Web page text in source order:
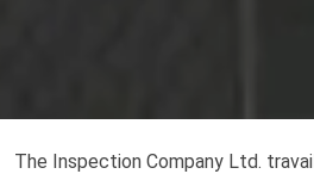
The Inspection Company Ltd.